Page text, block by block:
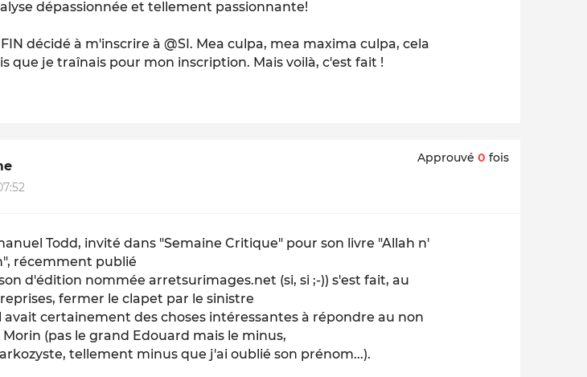
dépassionnée et tellement passionnante!
décidé à m'inscrire à @SI. Mea culpa, mea maxima culpa, cela
que je traînais pour mon inscription. Mais voilà, c'est fait !
Approuvé 0 fois
Todd, invité dans "Semaine Critique" pour son livre "Allah n'
récemment publié
d'édition nommée arretsurimages.net (si, si ;-)) s'est fait, au
fermer le clapet par le sinistre
avait certainement des choses intéressantes à répondre au non
(pas le grand Edouard mais le minus,
tellement minus que j'ai oublié son prénom...).